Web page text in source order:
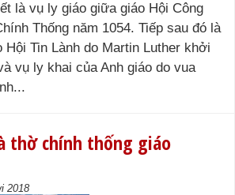
là vụ ly giáo giữa giáo Hội Công
Thống năm 1054. Tiếp sau đó là
Hội Tin Lành do Martin Luther khởi
vụ ly khai của Anh giáo do vua
thờ chính thống giáo
2018